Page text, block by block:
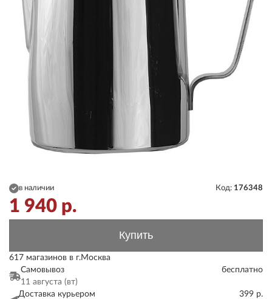
в наличии Код: 176348
1 940 р.
Купить
617 магазинов в г.Москва
Самовывоз
11 августа (вт)
бесплатно
Доставка курьером
399 р.